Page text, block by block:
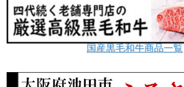
国産黒毛和牛商品一覧